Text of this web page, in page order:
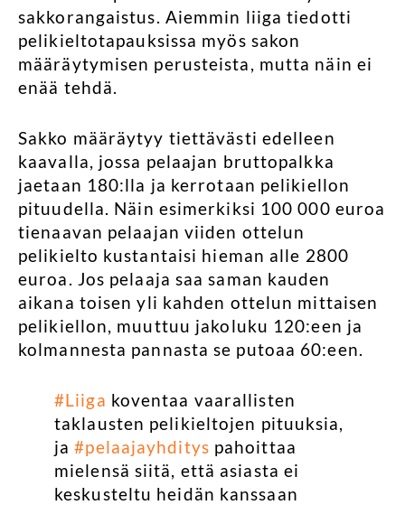
sakkorangaistus. Aiemmin liiga tiedotti
pelikieltotapauksissa myös sakon
määräytymisen perusteista, mutta näin ei
enää tehdä.
Sakko määräytyy tiettävästi edelleen
kaavalla, jossa pelaajan bruttopalkka
jaetaan 180:lla ja kerrotaan pelikiellon
pituudella. Näin esimerkiksi 100 000 euroa
tienaavan pelaajan viiden ottelun
pelikielto kustantaisi hieman alle 2800
euroa. Jos pelaaja saa saman kauden
aikana toisen yli kahden ottelun mittaisen
pelikiellon, muuttuu jakoluku 120:een ja
kolmannesta pannasta se putoaa 60:een.
#Liiga koventaa vaarallisten
taklausten pelikieltojen pituuksia,
ja#pelaajayhditys pahoittaa
mielensä siitä, että asiasta ei
keskusteltu heidän kanssaan